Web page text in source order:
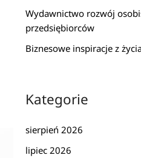
Wydawnictwo rozwój
przedsiębiorców
Biznesowe inspiracje z
Kategorie
sierpień 2026
lipiec 2026